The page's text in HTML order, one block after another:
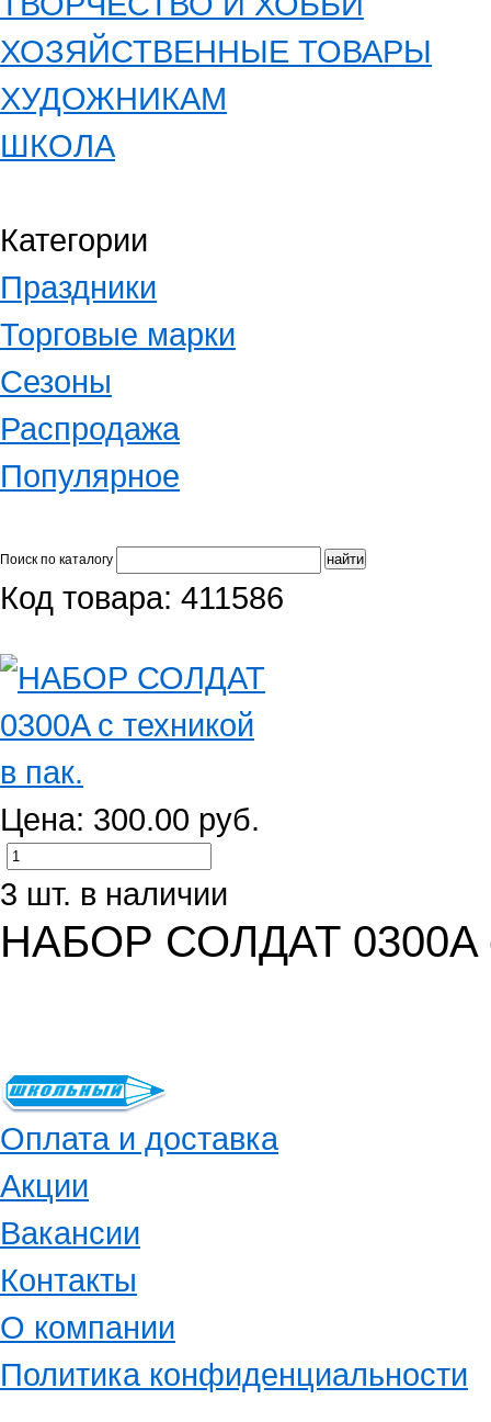
ХОЗЯЙСТВЕННЫЕ ТОВАРЫ
ХУДОЖНИКАМ
ШКОЛА
Категории
Праздники
Торговые марки
Сезоны
Распродажа
Популярное
Поиск по каталогу
Код товара: 411586
Цена: 300.00 руб.
3 шт. в наличии
НАБОР СОЛДАТ 0300A
Оплата и доставка
Акции
Вакансии
Контакты
О компании
Политика конфиденциальности